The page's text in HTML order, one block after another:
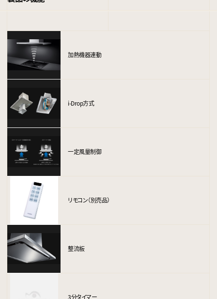
加熱機器連動
i-Drop方式
一定風量制御
リモコン（別売品）
整流板
3分タイマー